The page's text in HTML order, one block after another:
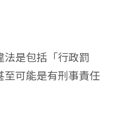
法是包括「行政罰
可能是有刑事責任